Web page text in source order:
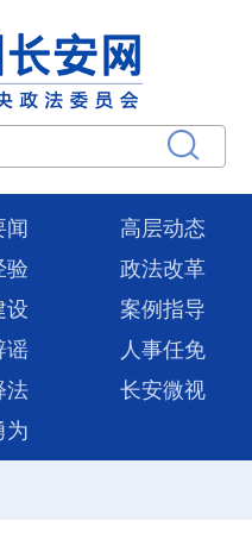
闻
高层动态
验
政法改革
设
案例指导
谣
人事任免
法
长安微视
为